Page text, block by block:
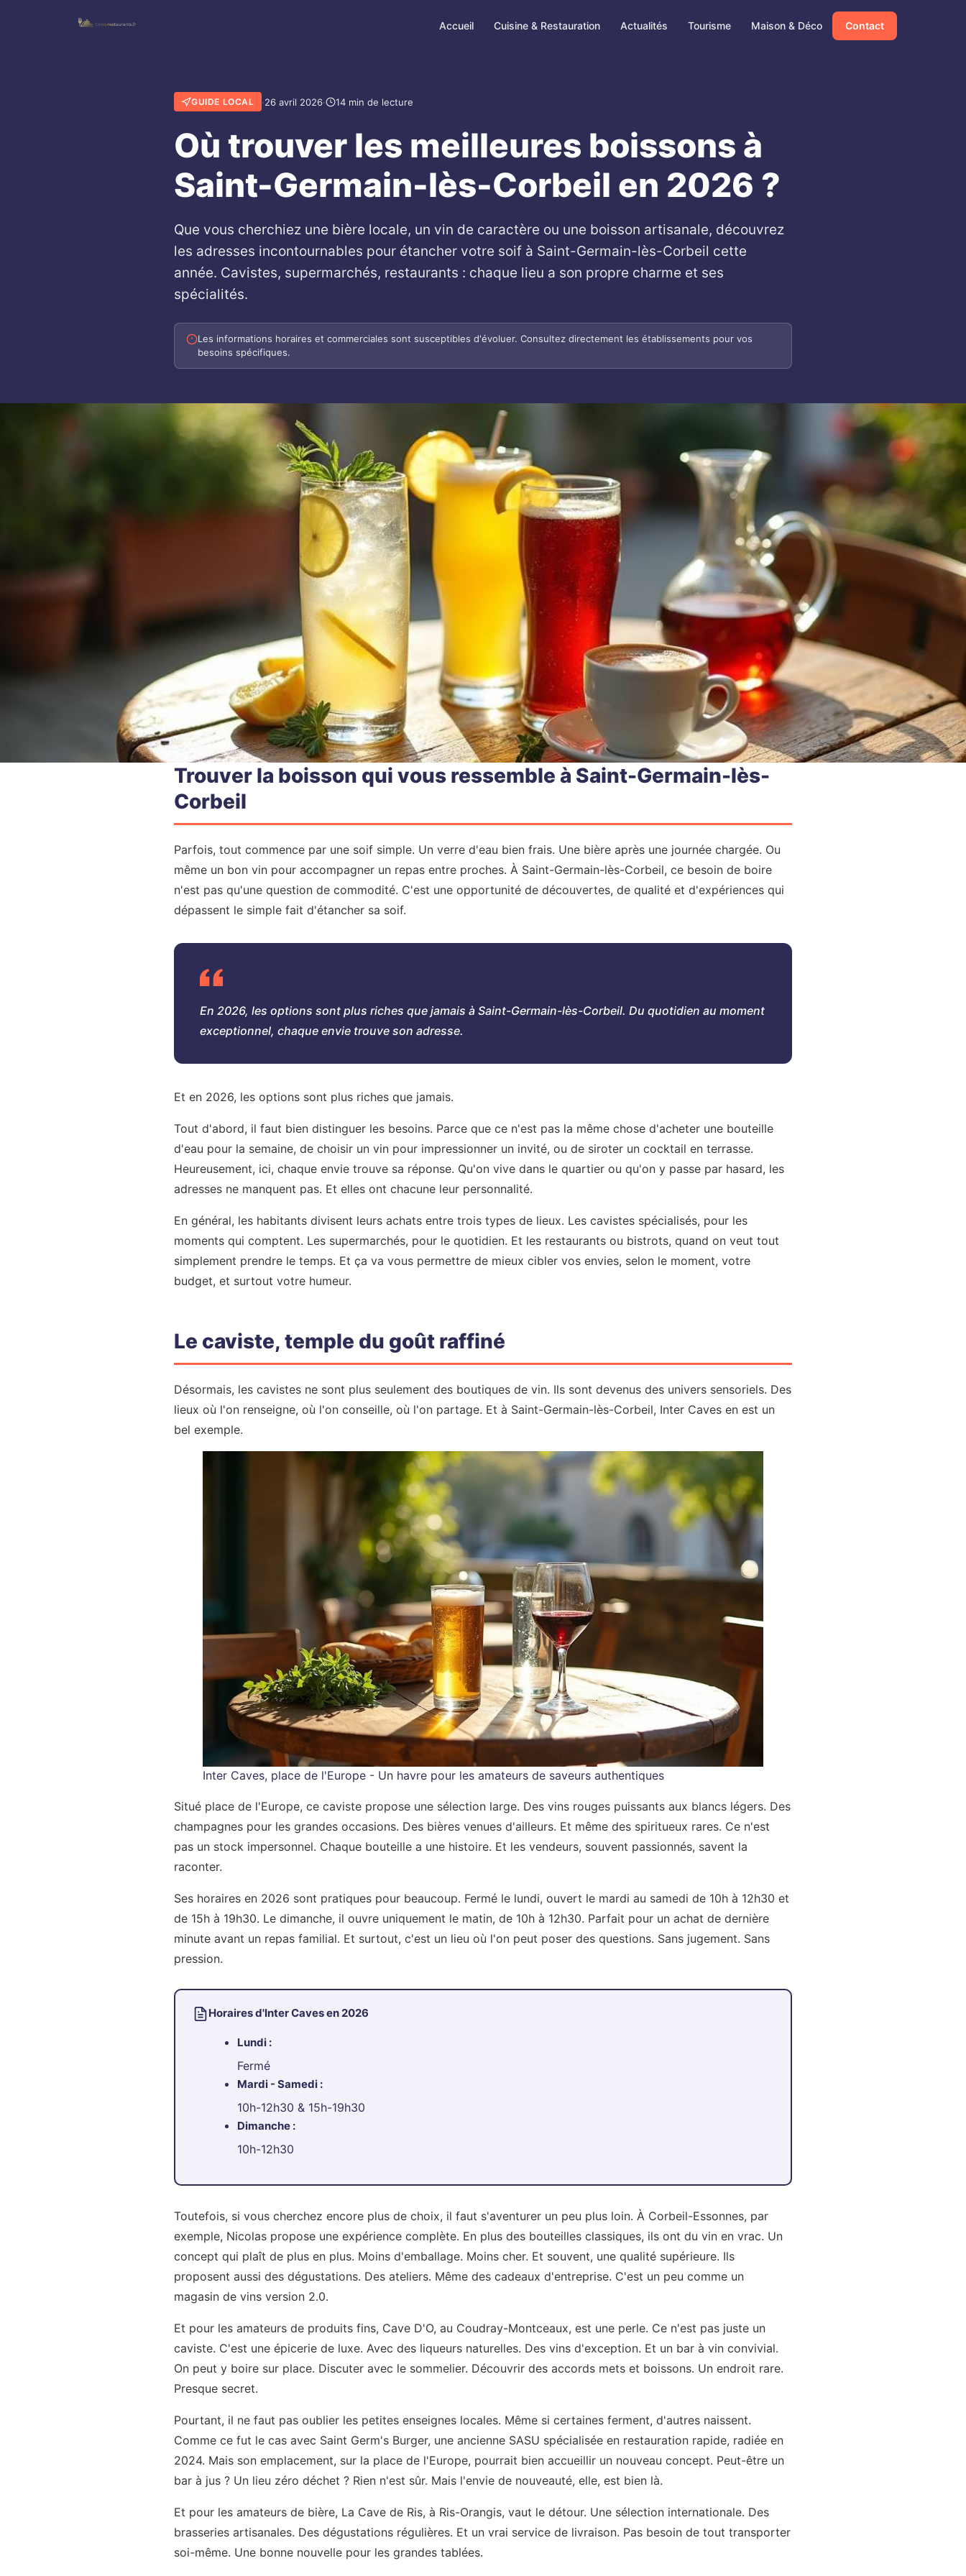
Accueil Cuisine & Restauration Actualités Tourisme Maison & Déco Contact
GUIDE LOCAL ·26 avril 2026· 14 min de lecture
Où trouver les meilleures boissons à
Saint-Germain-lès-Corbeil en 2026 ?
Que vous cherchiez une bière locale, un vin de caractère ou une boisson artisanale, découvrez
les adresses incontournables pour étancher votre soif à Saint-Germain-lès-Corbeil cette
année. Cavistes, supermarchés, restaurants : chaque lieu a son propre charme et ses
spécialités.
Les informations horaires et commerciales sont susceptibles d'évoluer. Consultez directement les établissements pour vos
besoins spécifiques.
Trouver la boisson qui vous ressemble à Saint-Germain-lès-
Corbeil
Parfois, tout commence par une soif simple. Un verre d'eau bien frais. Une bière après une journée chargée. Ou
même un bon vin pour accompagner un repas entre proches. À Saint-Germain-lès-Corbeil, ce besoin de boire
n'est pas qu'une question de commodité. C'est une opportunité de découvertes, de qualité et d'expériences qui
dépassent le simple fait d'étancher sa soif.
En 2026, les options sont plus riches que jamais à Saint-Germain-lès-Corbeil. Du quotidien au moment
exceptionnel, chaque envie trouve son adresse.
Et en 2026, les options sont plus riches que jamais.
Tout d'abord, il faut bien distinguer les besoins. Parce que ce n'est pas la même chose d'acheter une bouteille
d'eau pour la semaine, de choisir un vin pour impressionner un invité, ou de siroter un cocktail en terrasse.
Heureusement, ici, chaque envie trouve sa réponse. Qu'on vive dans le quartier ou qu'on y passe par hasard, les
adresses ne manquent pas. Et elles ont chacune leur personnalité.
En général, les habitants divisent leurs achats entre trois types de lieux. Les cavistes spécialisés, pour les
moments qui comptent. Les supermarchés, pour le quotidien. Et les restaurants ou bistrots, quand on veut tout
simplement prendre le temps. Et ça va vous permettre de mieux cibler vos envies, selon le moment, votre
budget, et surtout votre humeur.
Le caviste, temple du goût raffiné
Désormais, les cavistes ne sont plus seulement des boutiques de vin. Ils sont devenus des univers sensoriels. Des
lieux où l'on renseigne, où l'on conseille, où l'on partage. Et à Saint-Germain-lès-Corbeil, Inter Caves en est un
bel exemple.
Inter Caves, place de l'Europe - Un havre pour les amateurs de saveurs authentiques
Situé place de l'Europe, ce caviste propose une sélection large. Des vins rouges puissants aux blancs légers. Des
champagnes pour les grandes occasions. Des bières venues d'ailleurs. Et même des spiritueux rares. Ce n'est
pas un stock impersonnel. Chaque bouteille a une histoire. Et les vendeurs, souvent passionnés, savent la
raconter.
Ses horaires en 2026 sont pratiques pour beaucoup. Fermé le lundi, ouvert le mardi au samedi de 10h à 12h30 et
de 15h à 19h30. Le dimanche, il ouvre uniquement le matin, de 10h à 12h30. Parfait pour un achat de dernière
minute avant un repas familial. Et surtout, c'est un lieu où l'on peut poser des questions. Sans jugement. Sans
pression.
Horaires d'Inter Caves en 2026
Lundi :
Fermé
Mardi - Samedi :
10h-12h30 & 15h-19h30
Dimanche :
10h-12h30
Toutefois, si vous cherchez encore plus de choix, il faut s'aventurer un peu plus loin. À Corbeil-Essonnes, par
exemple, Nicolas propose une expérience complète. En plus des bouteilles classiques, ils ont du vin en vrac. Un
concept qui plaît de plus en plus. Moins d'emballage. Moins cher. Et souvent, une qualité supérieure. Ils
proposent aussi des dégustations. Des ateliers. Même des cadeaux d'entreprise. C'est un peu comme un
magasin de vins version 2.0.
Et pour les amateurs de produits fins, Cave D'O, au Coudray-Montceaux, est une perle. Ce n'est pas juste un
caviste. C'est une épicerie de luxe. Avec des liqueurs naturelles. Des vins d'exception. Et un bar à vin convivial.
On peut y boire sur place. Discuter avec le sommelier. Découvrir des accords mets et boissons. Un endroit rare.
Presque secret.
Pourtant, il ne faut pas oublier les petites enseignes locales. Même si certaines ferment, d'autres naissent.
Comme ce fut le cas avec Saint Germ's Burger, une ancienne SASU spécialisée en restauration rapide, radiée en
2024. Mais son emplacement, sur la place de l'Europe, pourrait bien accueillir un nouveau concept. Peut-être un
bar à jus ? Un lieu zéro déchet ? Rien n'est sûr. Mais l'envie de nouveauté, elle, est bien là.
Et pour les amateurs de bière, La Cave de Ris, à Ris-Orangis, vaut le détour. Une sélection internationale. Des
brasseries artisanales. Des dégustations régulières. Et un vrai service de livraison. Pas besoin de tout transporter
soi-même. Une bonne nouvelle pour les grandes tablées.